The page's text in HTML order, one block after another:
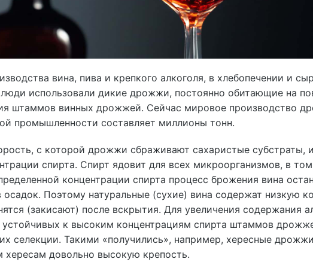
вина, пива и крепкого алкоголя, в хлебопечении и
использовали дикие дрожжи, постоянно обитающие на
штаммов винных дрожжей. Сейчас мировое производство
промышленности составляет миллионы тонн.
с которой дрожжи сбраживают сахаристые субстраты,
спирта. Спирт ядовит для всех микроорганизмов, в
концентрации спирта процесс брожения вина
Поэтому натуральные (сухие) вина содержат низкую
(закисают) после вскрытия. Для увеличения содержания
к высоким концентрациям спирта штаммов
селекции. Такими «получились», например, хересные
довольно высокую крепость.